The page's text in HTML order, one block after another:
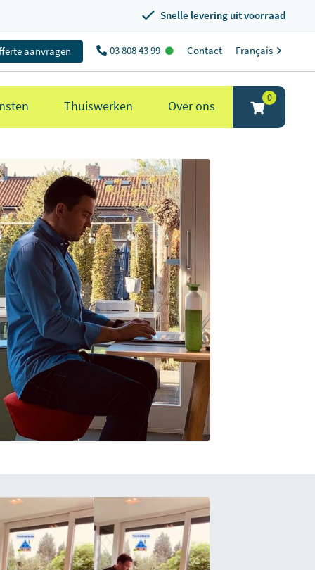
Snelle levering uit voorraad
aanvragen 03 808 43 99 Contact Français
Thuiswerken Over ons
0